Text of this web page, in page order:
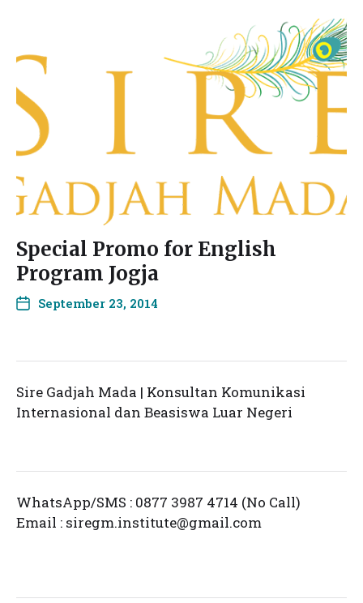
Special Promo for English
Program Jogja
September 23, 2014
Sire Gadjah Mada | Konsultan Komunikasi
Internasional dan Beasiswa Luar Negeri
WhatsApp/SMS : 0877 3987 4714 (No Call)
Email : siregm.institute@gmail.com